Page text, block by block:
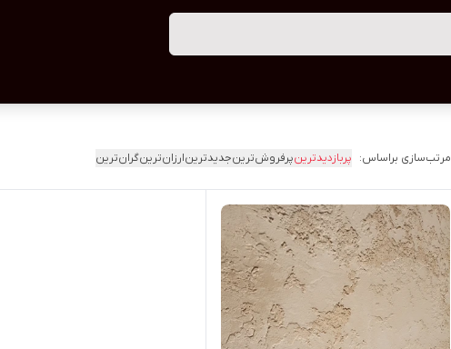
مرتب‌سازی براساس: پربازدیدترینپرفروش‌ترینجدیدترینارزان‌ترینگران‌ترین